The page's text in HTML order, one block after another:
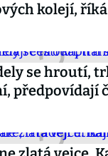
kolejí,
se hroutí,
předpovídají